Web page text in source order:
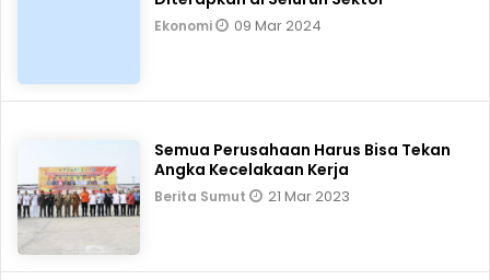
Ekonomi 09 Mar 2024
Semua Perusahaan Harus Bisa Tekan
Angka Kecelakaan Kerja
Berita Sumut 21 Mar 2023